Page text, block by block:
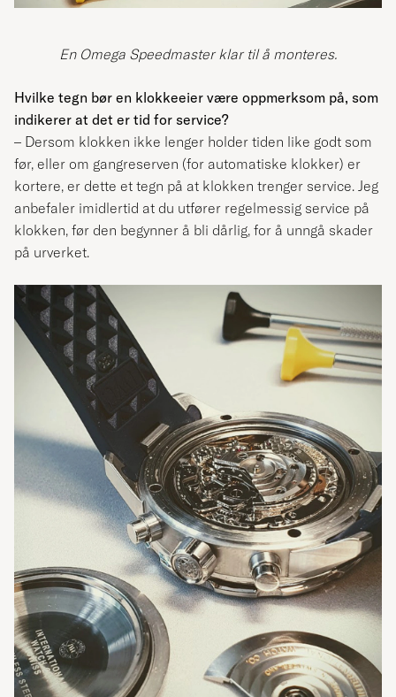
En Omega Speedmaster klar til å monteres.
Hvilke tegn bør en klokkeeier være oppmerksom på, som
indikerer at det er tid for service?
– Dersom klokken ikke lenger holder tiden like godt som
før, eller om gangreserven (for automatiske klokker) er
kortere, er dette et tegn på at klokken trenger service. Jeg
anbefaler imidlertid at du utfører regelmessig service på
klokken, før den begynner å bli dårlig, for å unngå skader
på urverket.